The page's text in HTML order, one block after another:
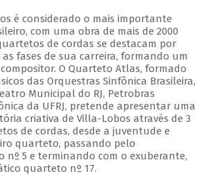
é considerado o mais importante
com uma obra de mais de 2000
de cordas se destacam por
fases de sua carreira, formando um
O Quarteto Atlas, formado
das Orquestras Sinfônica Brasileira,
Municipal do RJ, Petrobras
da UFRJ, pretende apresentar uma
criativa de Villa-Lobos através de 3
de cordas, desde a juventude e
quarteto, passando pelo
nº 5 e terminando com o exuberante,
quarteto nº 17.